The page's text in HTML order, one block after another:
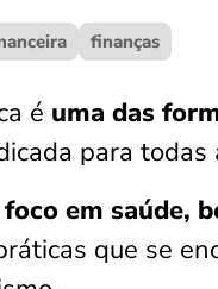
finanças
é uma das
para
foco em saúde,
que se